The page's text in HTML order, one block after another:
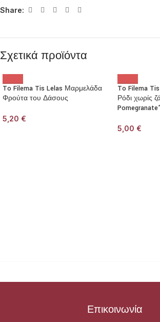
Share:
Σχετικά προϊόντα
To Filema Tis Lelas Μαρμελάδα
Φρούτα του Δάσους
5,20 €
To Filema
Ρόδι χωρίς
5,00 €
Επικοινωνία